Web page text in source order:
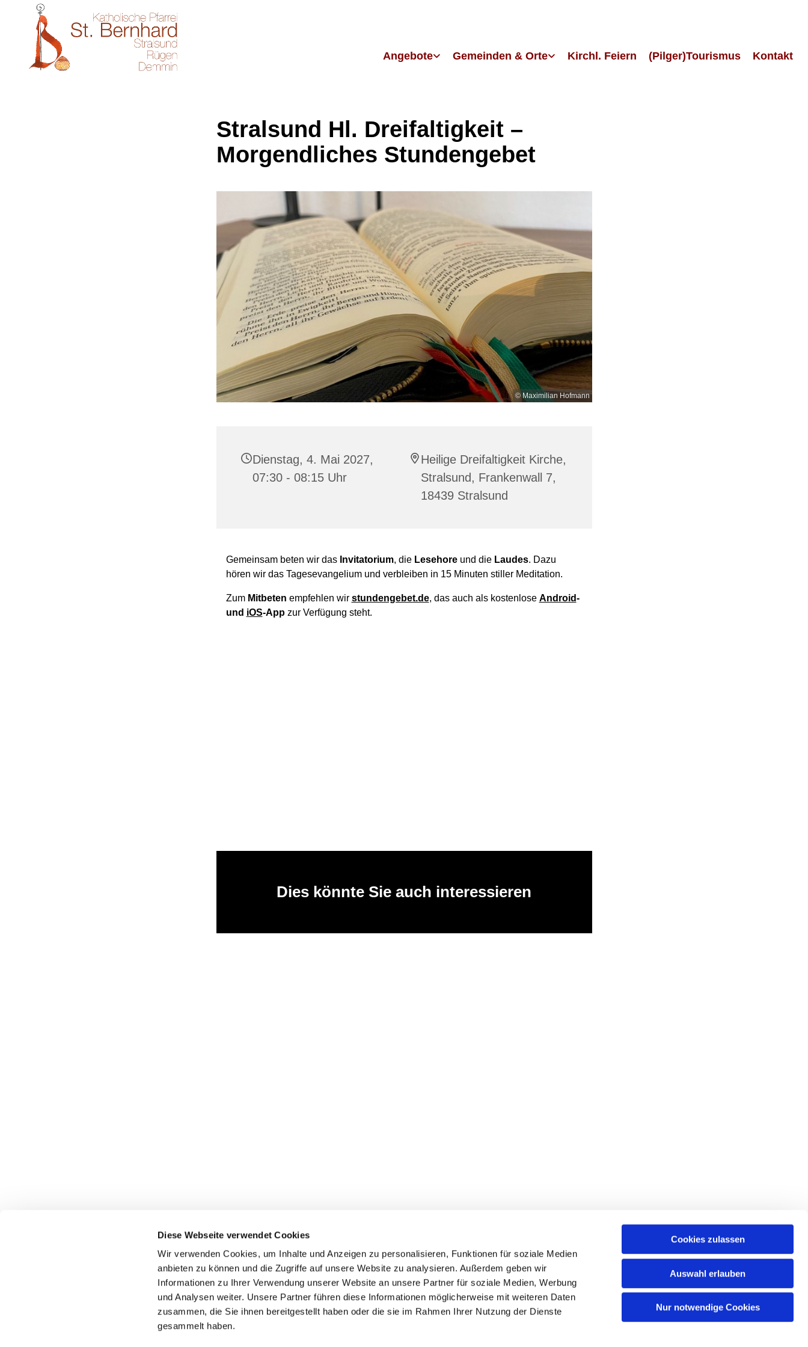
Diese Webseite verwendet Cookies
Wir verwenden Cookies, um Inhalte und Anzeigen zu personalisieren, Funktionen für soziale Medien
anbieten zu können und die Zugriffe auf unsere Website zu analysieren. Außerdem geben wir
Informationen zu Ihrer Verwendung unserer Website an unsere Partner für soziale Medien, Werbung
und Analysen weiter. Unsere Partner führen diese Informationen möglicherweise mit weiteren Daten
zusammen, die Sie ihnen bereitgestellt haben oder die sie im Rahmen Ihrer Nutzung der Dienste
gesammelt haben.
Cookies zulassen
Auswahl erlauben
Nur notwendige Cookies
Angebote Gemeinden & Orte Kirchl. Feiern (Pilger)Tourismus Kontakt
Stralsund Hl. Dreifaltigkeit –
Morgendliches Stundengebet
© Maximilian Hofmann
Dienstag, 4. Mai 2027,
07:30 - 08:15 Uhr
Heilige Dreifaltigkeit Kirche,
Stralsund, Frankenwall 7,
18439 Stralsund
Gemeinsam beten wir das Invitatorium, die Lesehoreund die Laudes. Dazu
hören wir das Tagesevangelium und verbleiben in 15 Minuten stiller Meditation.
Zum Mitbeten empfehlen wir stundengebet.de, das auch als kostenlose Android-
und iOS-Appzur Verfügung steht.
Dies könnte Sie auch interessieren
Katholische Kirchengemeinde Pfarrei St. Bernhard Stralsund/Rügen/Demmin • Frankenstr. 39 • 18439 Stralsund
Hinweisgebersystem